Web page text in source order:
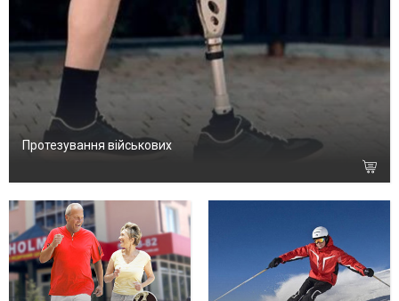
Протезування військових